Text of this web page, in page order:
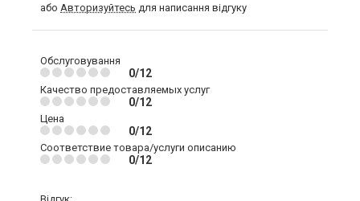
або Авторизуйтесь для написання відгуку
Обслуговування
0/12
Качество предоставляемых услуг
0/12
Цена
0/12
Соответствие товара/услуги описанию
0/12